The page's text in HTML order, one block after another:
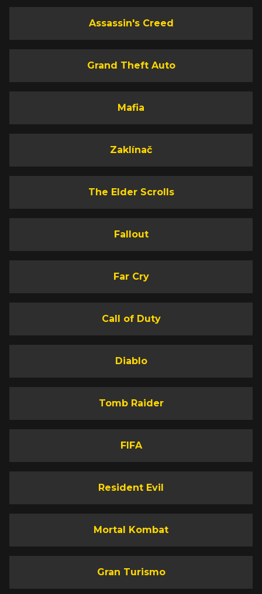
Assassin's Creed
Grand Theft Auto
Mafia
Zaklínač
The Elder Scrolls
Fallout
Far Cry
Call of Duty
Diablo
Tomb Raider
FIFA
Resident Evil
Mortal Kombat
Gran Turismo